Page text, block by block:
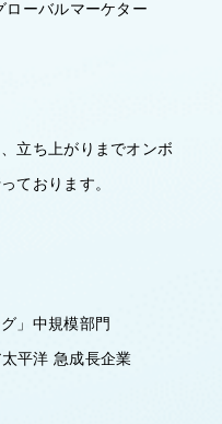
ローバルマーケター
立ち上がりまでオンボ
ております。
」中規模部門
平洋 急成長企業